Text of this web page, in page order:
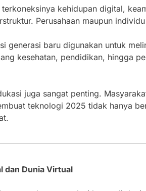
terkoneksinya kehidupan digital,
Perusahaan maupun
generasi baru digunakan untuk
kesehatan, pendidikan, hingga
juga sangat penting.
teknologi 2025 tidak hanya
dan Dunia Virtual